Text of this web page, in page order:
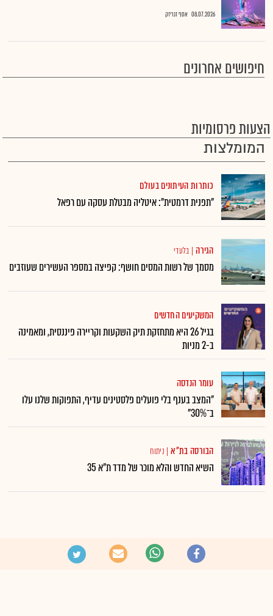
08.07.2026 אסף זגריזק
חיפושים אחרונים
הצעות פרסומיות
המומלצות
כותרות העיתונים בעולם
"תפנית דרמטית": איטליה מבטלת עסקה עם רפאל
הגירה | בלעדי
מסמך של רשות המסים חושף: קפיצה במספר העשירים שעוזבים
המשקיעים החדשים
בגיל 26 היא מתחזקת תיק השקעות וקריירה פיננסית, ומאמינה
ב-2 מניות
עומר הנדסה
"המצב בענף בלי פועלים פלסטינים עדיף, התפוקות שלנו עלו
ב־30%"
הבורסה בת"א | ניתוח
השיא החדש והלא מוכר של מדד ת"א 35